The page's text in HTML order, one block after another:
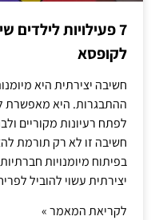
7 פעילויות
לקופסא
חשיבה יצירתית היא
ההתבגרות. היא מאפשרת
לפתח רעיונות מקוריים
חשיבה זו לא רק תורמת
בפיתוח מיומנויות
יצירתית עשוי להוביל
לקריאת המאמר »